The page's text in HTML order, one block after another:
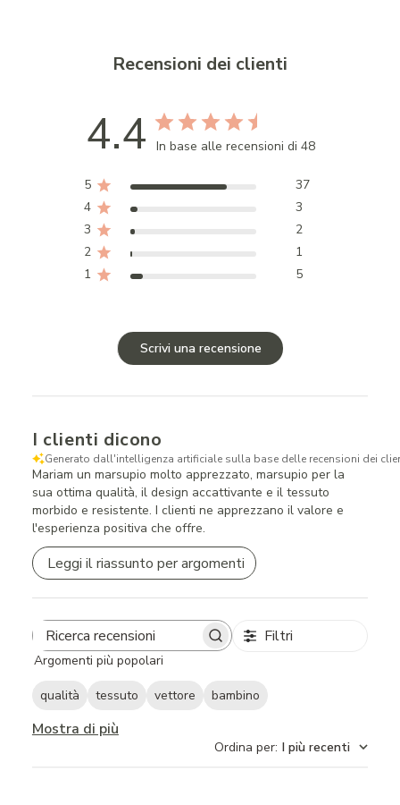
Recensioni dei clienti
4.4 In base alle recensioni di 48
5
37
4
3
3
2
2
1
1
5
Scrivi una recensione
I clienti dicono
Generato dall'intelligenza artificiale sulla base delle recensioni dei
Mariam un marsupio molto apprezzato, marsupio per la
sua ottima qualità, il design accattivante e il tessuto
morbido e resistente. I clienti ne apprezzano il valore e
l'esperienza positiva che offre.
Leggi il riassunto per argomenti
Search
reviews
Filtri
Argomenti più popolari
qualità tessuto vettore bambino
Mostra di più
Ordina per: I più recenti